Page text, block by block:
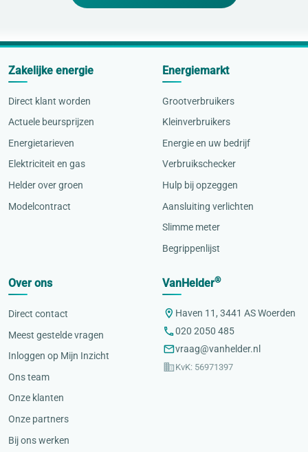
Zakelijke energie
Direct klant worden
Actuele beursprijzen
Energietarieven
Elektriciteit en gas
Helder over groen
Modelcontract
Energiemarkt
Grootverbruikers
Kleinverbruikers
Energie en uw bedrijf
Verbruikschecker
Hulp bij opzeggen
Aansluiting verlichten
Slimme meter
Begrippenlijst
Over ons
Direct contact
Meest gestelde vragen
Inloggen op Mijn Inzicht
Ons team
Onze klanten
Onze partners
Bij ons werken
VanHelder®
Haven 11, 3441 AS Woerden
020 2050 485
vraag@vanhelder.nl
KvK: 56971397